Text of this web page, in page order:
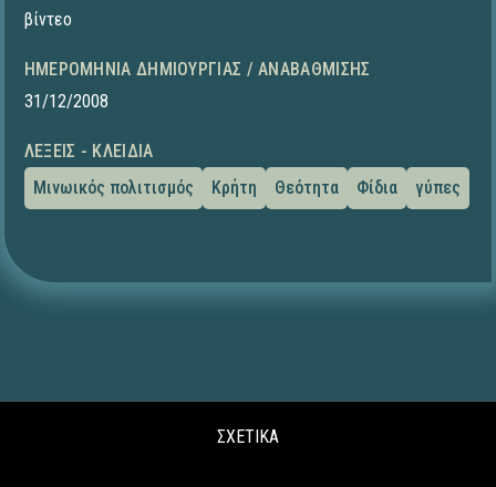
βίντεο
ΗΜΕΡΟΜΗΝΊΑ ΔΗΜΙΟΥΡΓΊΑΣ / ΑΝΑΒΆΘΜΙΣΗΣ
31/12/2008
ΛΈΞΕΙΣ - ΚΛΕΙΔΙΆ
Μινωικός πολιτισμός
Κρήτη Θεότητα Φίδια γύπες
ΣΧΕΤΙΚΑ